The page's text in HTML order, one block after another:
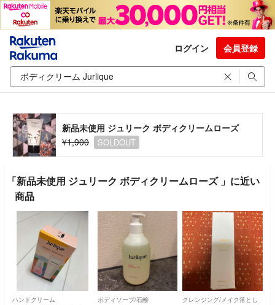
ログイン 会員登録
新品未使用 ジュリーク ボディクリームローズ
¥1,900
SOLDOUT
「新品未使用 ジュリーク ボディクリームローズ 」に近い
商品
ハンドクリーム ボディソープ/石鹸 クレンジング/メイク落とし